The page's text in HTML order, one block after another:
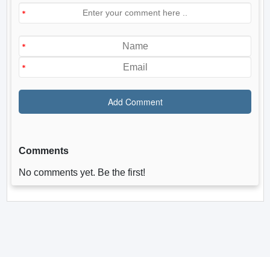
Comments
No comments yet. Be the first!